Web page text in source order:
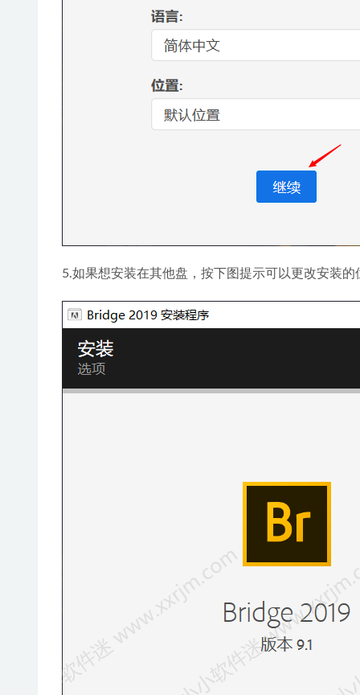
5.如果想安装在其他盘，按下图提示可以更改安装的